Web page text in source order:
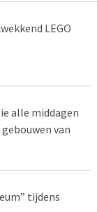
LEGO
alle middagen
van
tijdens